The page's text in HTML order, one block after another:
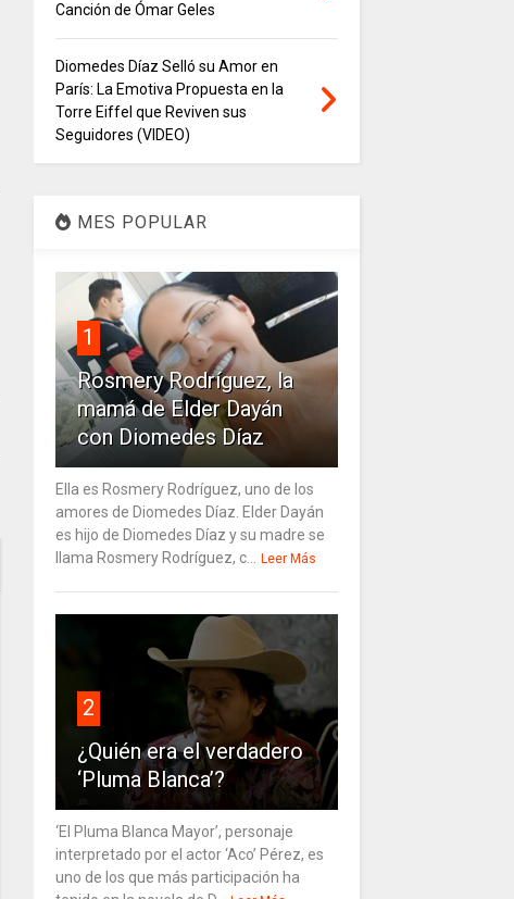
Canción de Ómar Geles
Diomedes Díaz Selló su Amor en
París: La Emotiva Propuesta en la
Torre Eiffel que Reviven sus
Seguidores (VIDEO)
MES POPULAR
1
Rosmery Rodríguez, la
mamá de Elder Dayán
con Diomedes Díaz
Ella es Rosmery Rodríguez, uno de los
amores de Diomedes Díaz. Elder Dayán
es hijo de Diomedes Díaz y su madre se
llama Rosmery Rodríguez, c... Leer Más
2
¿Quién era el verdadero
‘Pluma Blanca’?
‘El Pluma Blanca Mayor’, personaje
interpretado por el actor ‘Aco’ Pérez, es
uno de los que más participación ha